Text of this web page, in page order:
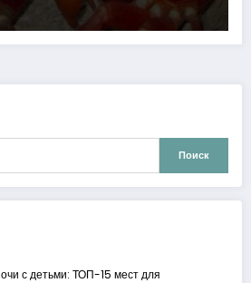
Поиск
с детьми: ТОП-15 мест для